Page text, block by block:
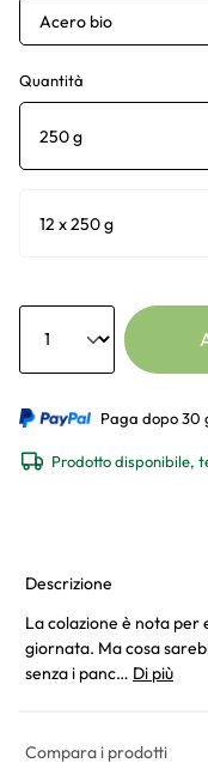
Acero bio
Quantità
250 g
12 x 250 g
Anzahl
Paga dopo 30
Prodotto disponibile,
Descrizione
La colazione è nota per
giornata. Ma cosa
senza i panc… Di più
Compara i prodotti